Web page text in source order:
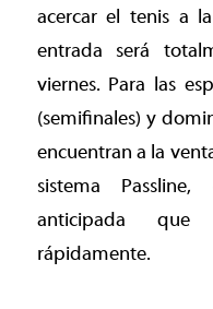
acercar el tenis a
entrada será
viernes. Para las
(semifinales) y
encuentran a la
sistema
anticipada que
rápidamente.